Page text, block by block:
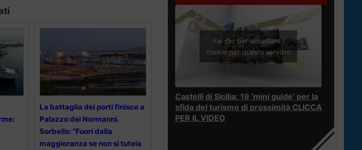
La battaglia dei porti finisce a
Palazzo dei Normanni.
Sorbello: “Fuori dalla
maggioranza se non si tutela
Fai clic per accettare i
cookie per questo servizio
Castelli di Sicilia: 19 ‘mini guide’ per la
sfida del turismo di prossimità CLICCA
PER IL VIDEO